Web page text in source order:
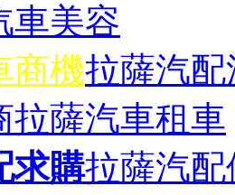
車美容
商機拉薩汽
拉薩汽車租車
求購拉薩汽配